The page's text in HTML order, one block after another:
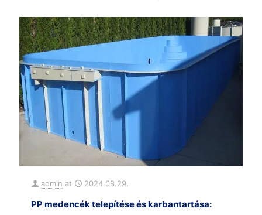
admin at 2024.08.29.
PP medencék telepítése és karbantartása: